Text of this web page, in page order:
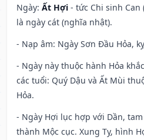
Ngày: Ất Hợi - tức Chi sinh Can
là ngày cát (nghĩa nhật).
- Nạp âm: Ngày Sơn Đầu Hỏa,
- Ngày này thuộc hành Hỏa
các tuổi: Quý Dậu và Ất Mùi
Hỏa.
- Ngày Hợi lục hợp với Dần,
thành Mộc cục. Xung Tỵ, hình